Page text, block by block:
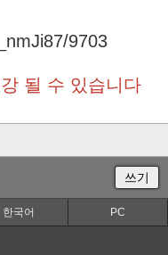
9703
될 수 있습니다
쓰기
한국어 PC